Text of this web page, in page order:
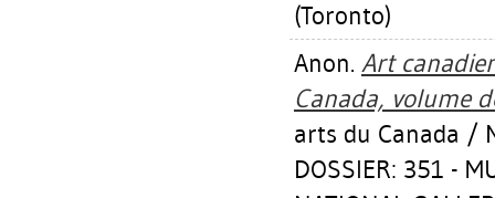
(Toronto)
Anon. Art
Canada, volume
arts du Canada /
DOSSIER: 351 -